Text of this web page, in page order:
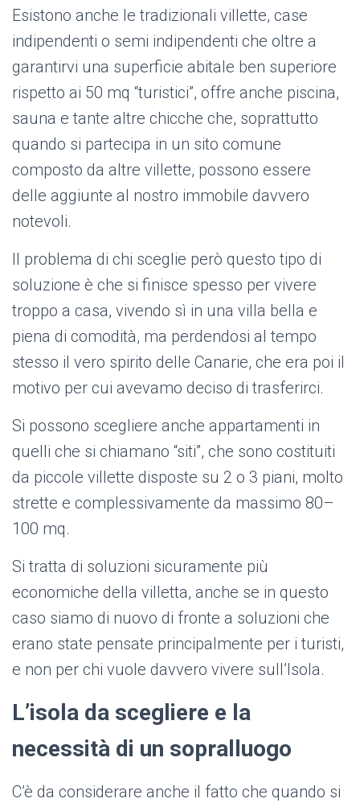
Esistono anche le tradizionali villette, case
indipendenti o semi indipendenti che oltre a
garantirvi una superficie abitale ben superiore
rispetto ai 50 mq “turistici”, offre anche piscina,
sauna e tante altre chicche che, soprattutto
quando si partecipa in un sito comune
composto da altre villette, possono essere
delle aggiunte al nostro immobile davvero
notevoli.
Il problema di chi sceglie però questo tipo di
soluzione è che si finisce spesso per vivere
troppo a casa, vivendo sì in una villa bella e
piena di comodità, ma perdendosi al tempo
stesso il vero spirito delle Canarie, che era poi il
motivo per cui avevamo deciso di trasferirci.
Si possono scegliere anche appartamenti in
quelli che si chiamano “siti”, che sono costituiti
da piccole villette disposte su 2 o 3 piani, molto
strette e complessivamente da massimo 80–
100 mq.
Si tratta di soluzioni sicuramente più
economiche della villetta, anche se in questo
caso siamo di nuovo di fronte a soluzioni che
erano state pensate principalmente per i turisti,
e non per chi vuole davvero vivere sull’Isola.
L’isola da scegliere e la
necessità di un sopralluogo
C’è da considerare anche il fatto che quando si